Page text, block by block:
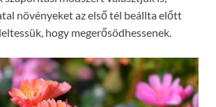
növényeket az első tél beállta előtt
hogy megerősödhessenek.